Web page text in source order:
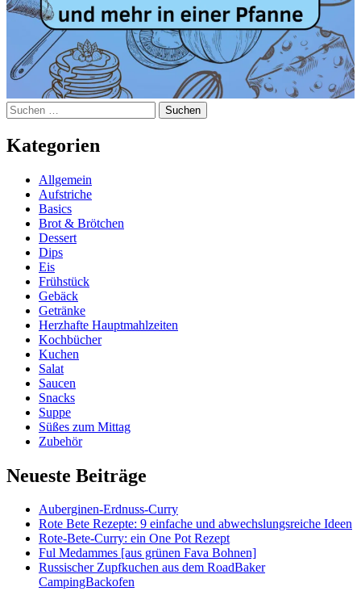
Suchen
nach:
Kategorien
Allgemein
Aufstriche
Basics
Brot & Brötchen
Dessert
Dips
Eis
Frühstück
Gebäck
Getränke
Herzhafte Hauptmahlzeiten
Kochbücher
Kuchen
Salat
Saucen
Snacks
Suppe
Süßes zum Mittag
Zubehör
Neueste Beiträge
Auberginen-Erdnuss-Curry
Rote Bete Rezepte: 9 einfache und abwechslungsreiche Ideen
Rote-Bete-Curry: ein One Pot Rezept
Ful Medammes [aus grünen Fava Bohnen]
Russischer Zupfkuchen aus dem RoadBaker
CampingBackofen